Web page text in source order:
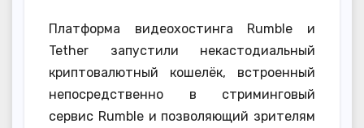
Платформа видеохостинга Rumble и
Tether запустили некастодиальный
криптовалютный кошелёк, встроенный
непосредственно в стриминговый
сервис Rumble и позволяющий зрителям